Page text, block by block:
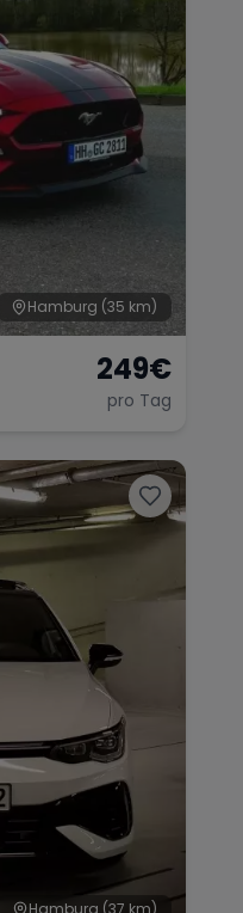
Hamburg (35 km)
249€
pro Tag
Hamburg (37 km)